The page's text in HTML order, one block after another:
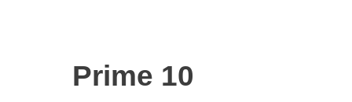
Prime 10